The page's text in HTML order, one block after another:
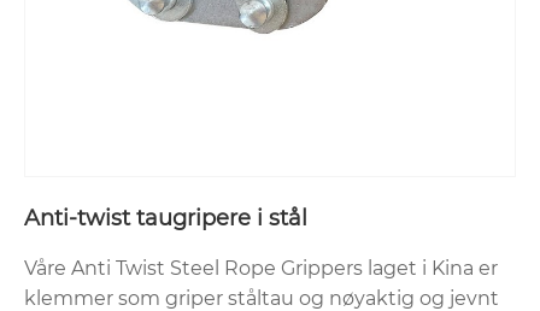
Anti-twist taugripere i stål
Våre Anti Twist Steel Rope Grippers laget i Kina er
klemmer som griper ståltau og nøyaktig og jevnt